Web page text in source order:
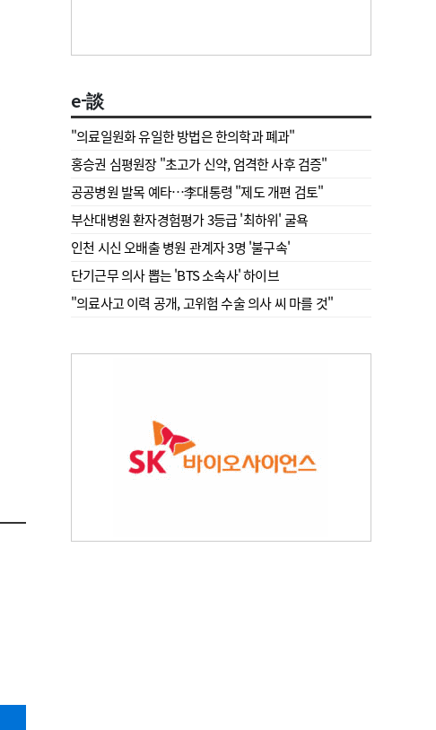
e-談
"의료일원화 유일한 방법은 한의학과 폐과"
홍승권 심평원장 " 초고가 신약, 엄격한 사후 검증"
공공병원 발목 예타…李대통령 "제도 개편 검토"
부산대병원 환자경험평가 3등급 '최하위' 굴욕
인천 시신 오배출 병원 관계자 3명 '불구속'
단기근무 의사 뽑는 'BTS 소속사' 하이브
"의료사고 이력 공개, 고위험 수술 의사 씨 마를 것"